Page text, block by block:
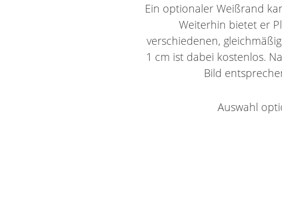
Ein optionaler Weißrand
Weiterhin bietet er
verschiedenen,
1 cm ist dabei kostenlos.
Bild
Auswahl